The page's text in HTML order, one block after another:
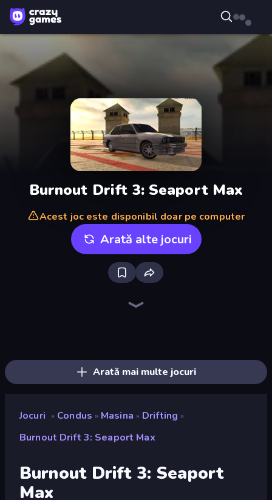
Burnout Drift 3: Seaport Max
Acest joc este disponibil doar pe computer
Arată alte jocuri
Arată mai multe jocuri
Jocuri » Condus » Masina » Drifting »
Burnout Drift 3: Seaport Max
Burnout Drift 3: Seaport
Max